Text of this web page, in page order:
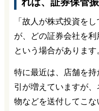
「故人が株式投資を
が、どの証券会社を利
という場合があります
特に最近は、店舗を
引が増えていますが
物などを送付してこ